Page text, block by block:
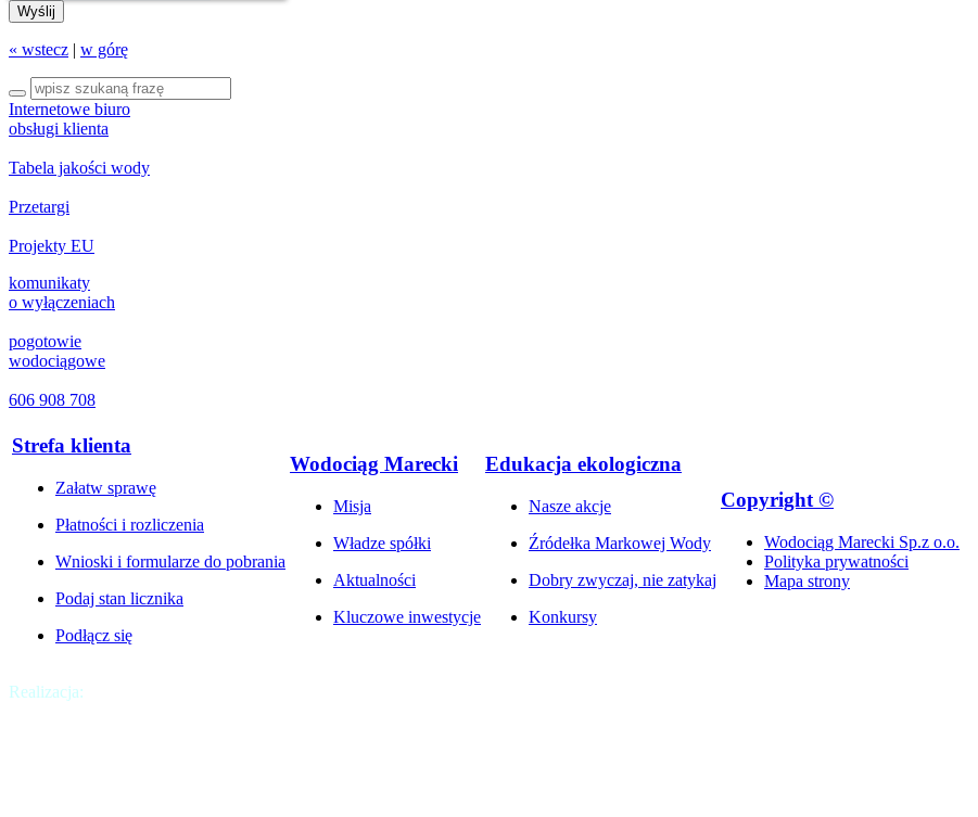
Wyślij
« wstecz | w górę
Internetowe biuro
obsługi klienta
Tabela jakości wody
Przetargi
Projekty EU
komunikaty
o wyłączeniach
pogotowie
wodociągowe
606 908 708
Strefa klienta
Załatw sprawę
Płatności i rozliczenia
Wnioski i formularze do pobrania
Podaj stan licznika
Podłącz się
Wodociąg Marecki
Misja
Władze spółki
Aktualności
Kluczowe inwestycje
Edukacja ekologiczna
Nasze akcje
Źródełka Markowej Wody
Dobry zwyczaj, nie zatykaj
Konkursy
Copyright ©
Wodociąg Marecki Sp.z o.o.
Polityka prywatności
Mapa strony
Realizacja: